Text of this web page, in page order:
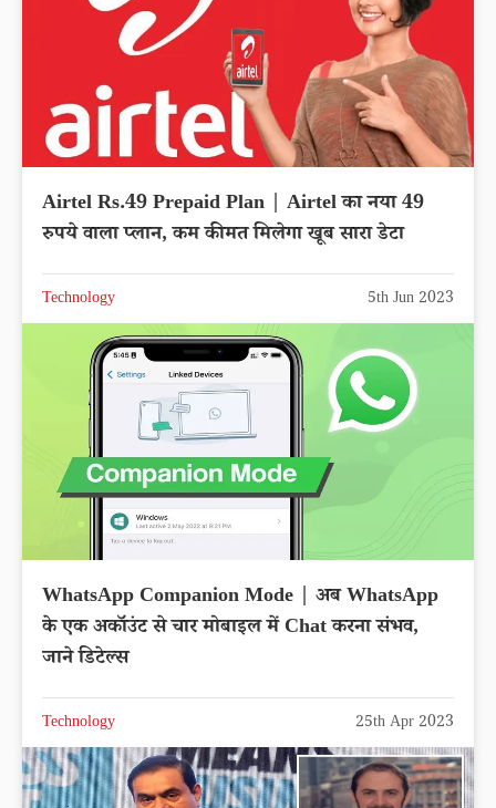
Airtel Rs.49 Prepaid Plan | Airtel का नया 49
रुपये वाला प्लान, कम कीमत मिलेगा खूब सारा डेटा
Technology 5th Jun 2023
WhatsApp Companion Mode | अब WhatsApp
के एक अकॉउंट से चार मोबाइल में Chat करना संभव,
जाने डिटेल्स
Technology 25th Apr 2023